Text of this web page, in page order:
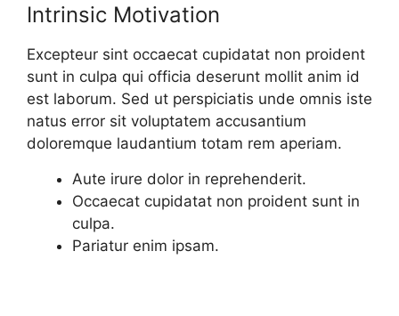
Intrinsic Motivation
Excepteur sint occaecat cupidatat non proident
sunt in culpa qui officia deserunt mollit anim id
est laborum. Sed ut perspiciatis unde omnis iste
natus error sit voluptatem accusantium
doloremque laudantium totam rem aperiam.
Aute irure dolor in reprehenderit.
Occaecat cupidatat non proident sunt in
culpa.
Pariatur enim ipsam.